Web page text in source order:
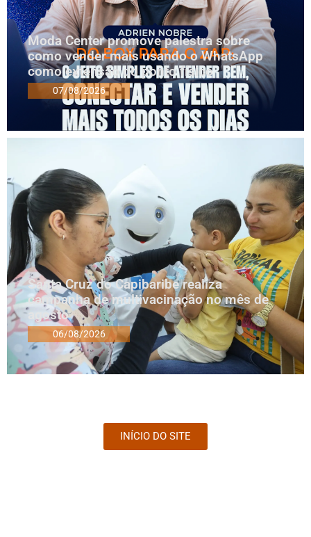
Moda Center promove palestra sobre
como vender mais usando o WhatsApp
como extensão do ponto físico
07/08/2026
Santa Cruz do Capibaribe realiza
campanha de multivacinação no mês de
agosto
06/08/2026
INÍCIO DO SITE